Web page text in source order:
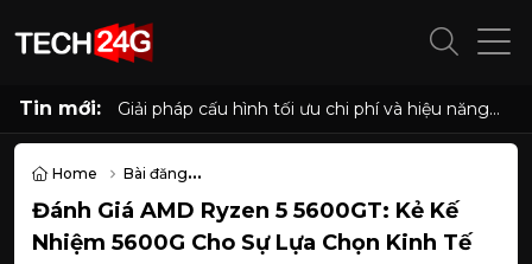
Tin mới:
Giải pháp cấu hình tối ưu chi phí và hiệu năng
cho phòng net hiện đại với AMD Ryzen 7
8GB
Home
Bài đăng
Đánh Giá AMD Ryzen 5 5600GT: Kẻ Kế Nhiệm 5600G Cho Sự Lựa
Đánh Giá AMD Ryzen 5 5600GT: Kẻ Kế
Nhiệm 5600G Cho Sự Lựa Chọn Kinh Tế